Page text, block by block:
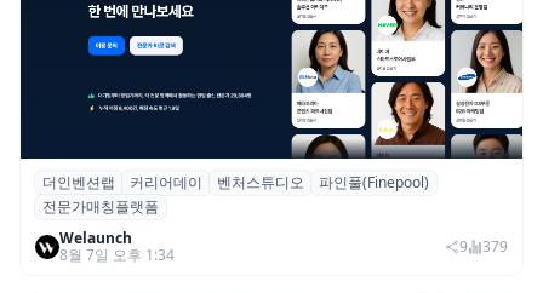
더인벤션랩·커리어데이, 스타트업 전문가 매
칭 플랫폼 ‘파인풀’ 출시
더인벤션랩 커리어데이 벤처스튜디오
파인풀(Finepool)
전문가매칭플랫폼
Welaunch
8월 7일 오후 1:34
9 379